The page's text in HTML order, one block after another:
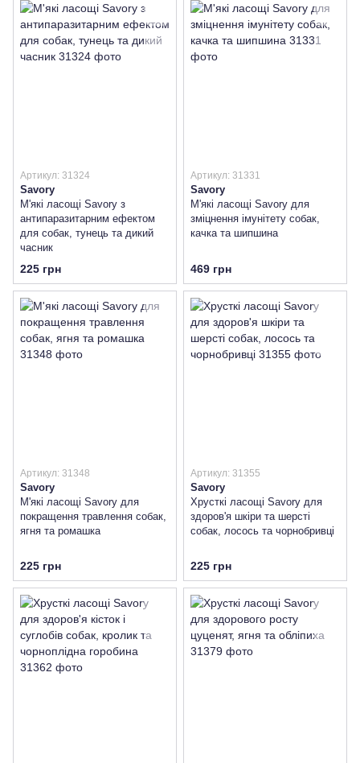
Артикул: 31324
Savory
М'які ласощі Savory з
антипаразитарним ефектом
для собак, тунець та дикий
часник
225 грн
Артикул: 31331
Savory
М'які ласощі Savory для
зміцнення імунітету собак,
качка та шипшина
469 грн
Артикул: 31348
Savory
М'які ласощі Savory для
покращення травлення собак,
ягня та ромашка
225 грн
Артикул: 31355
Savory
Хрусткі ласощі Savory для
здоров'я шкіри та шерсті
собак, лосось та чорнобривці
225 грн